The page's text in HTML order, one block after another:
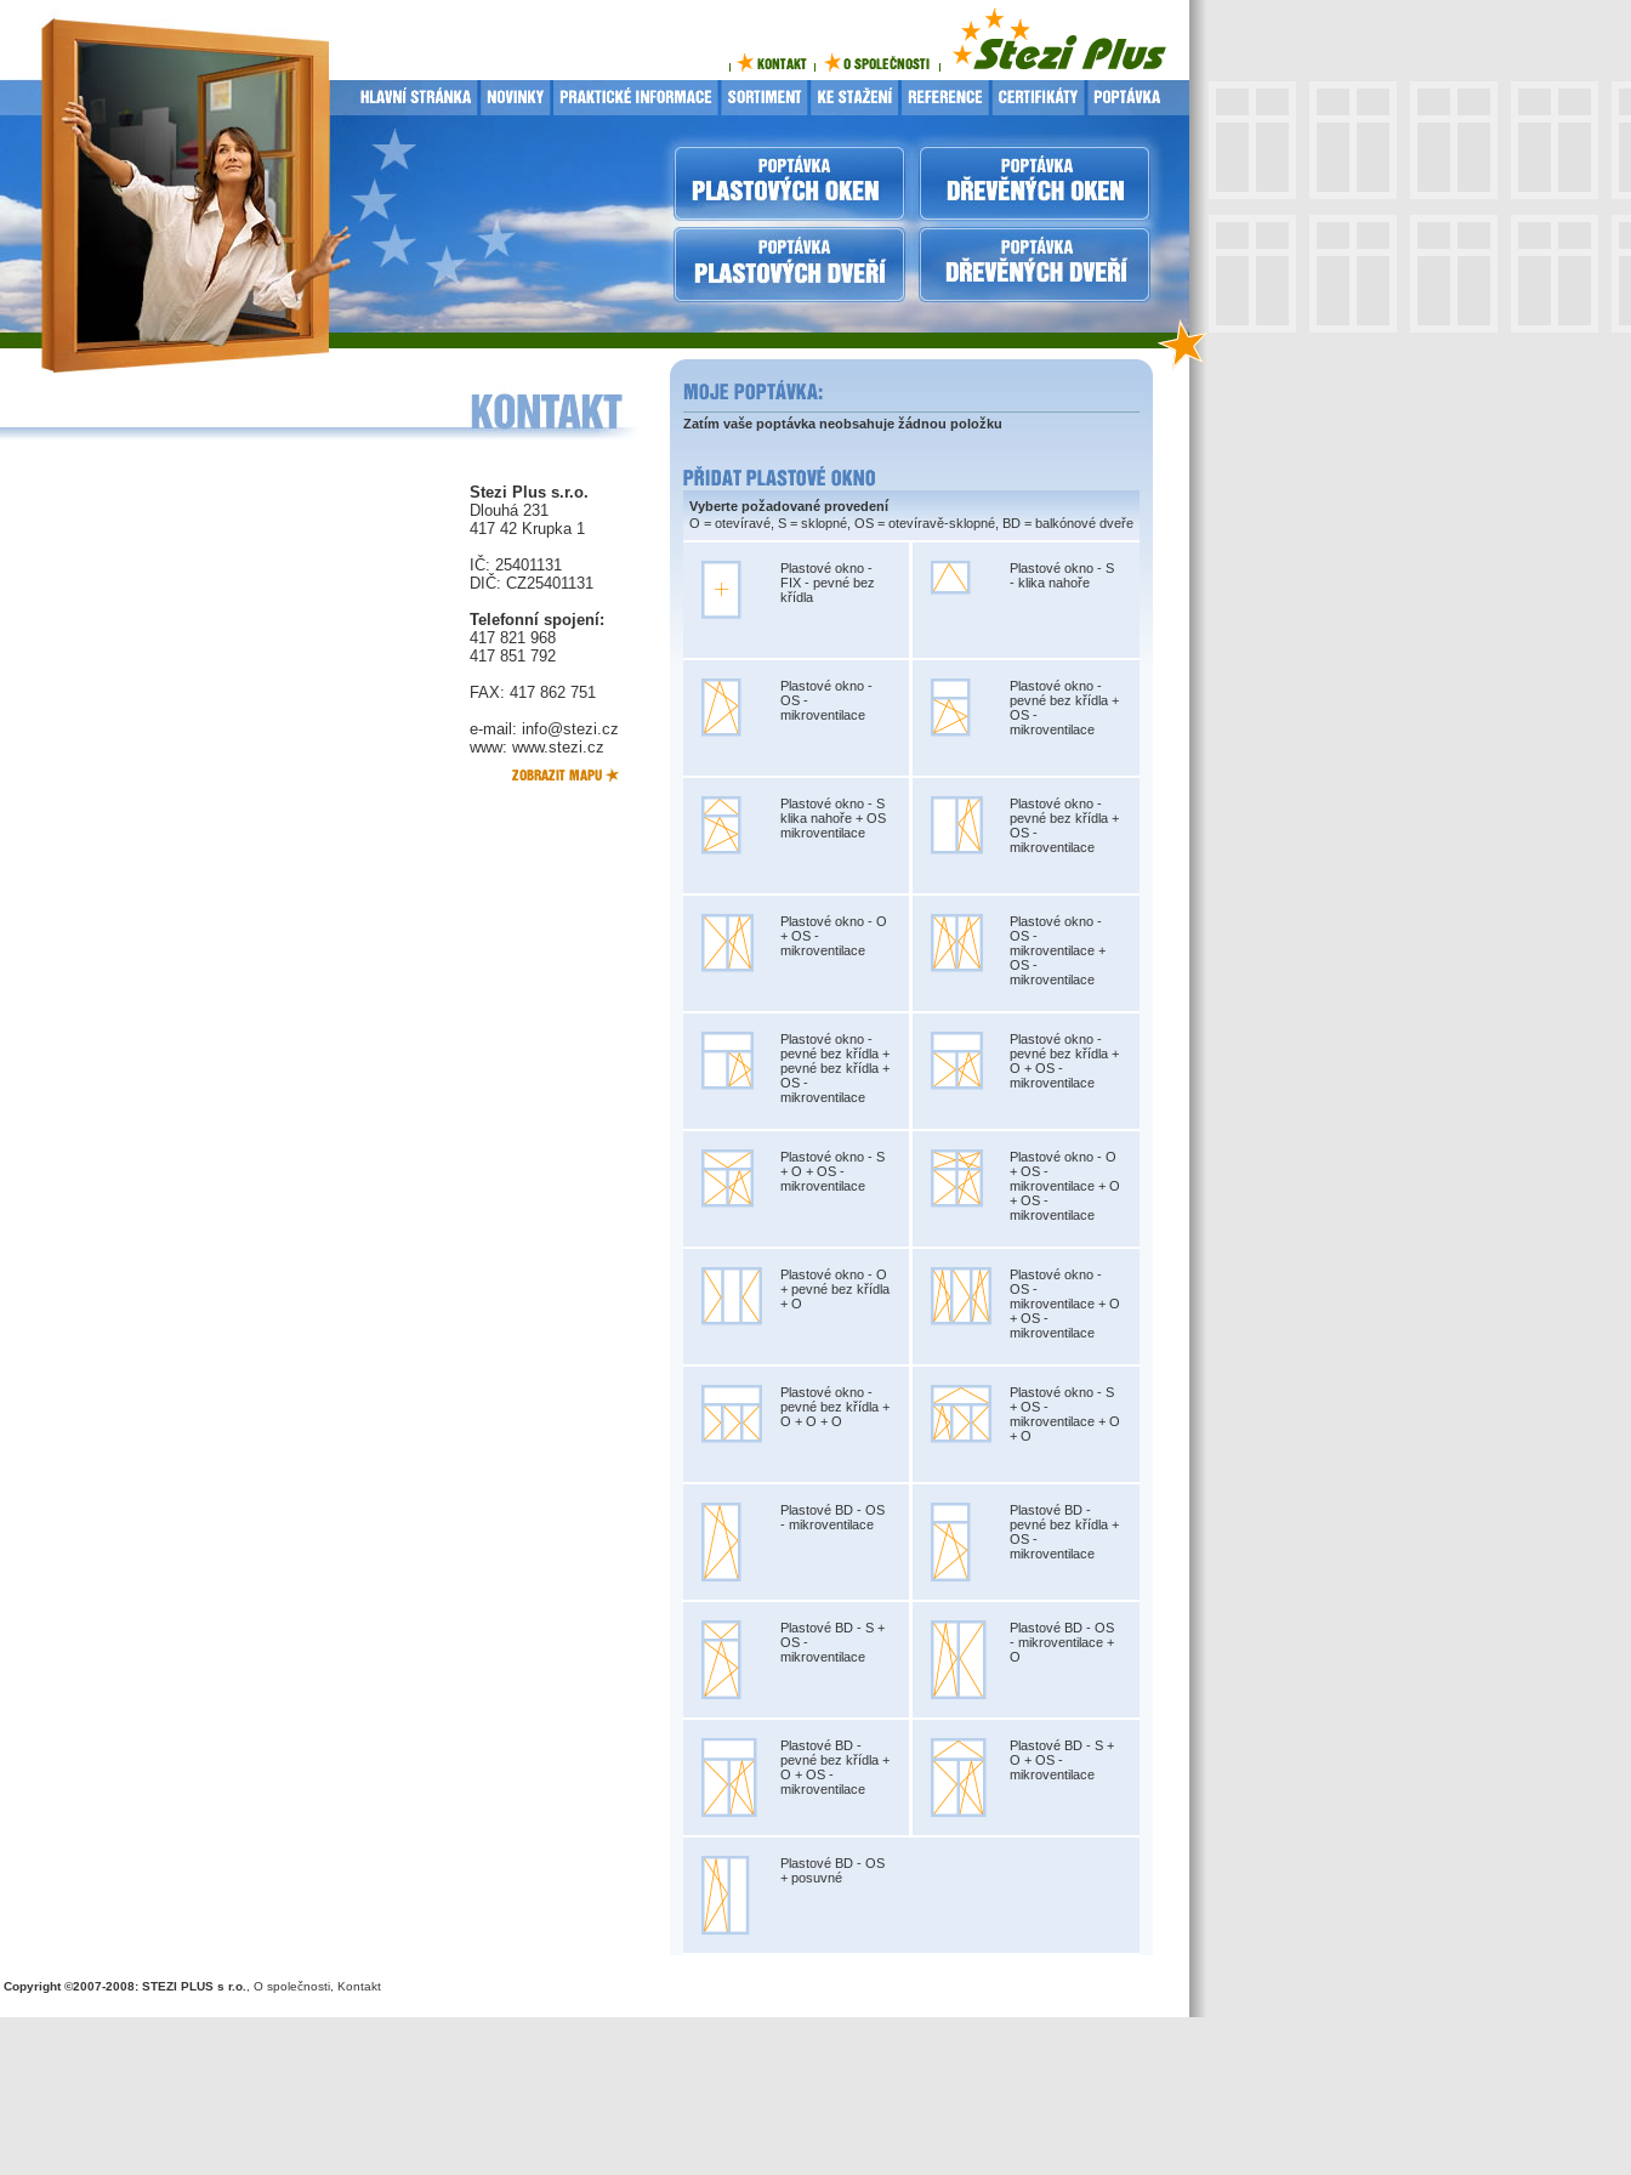
Stezi Plus s.r.o.
Dlouhá 231
417 42 Krupka 1
IČ: 25401131
DIČ: CZ25401131
Telefonní spojení:
417 821 968
417 851 792
FAX: 417 862 751
e-mail: info@stezi.cz
www: www.stezi.cz
Zatím vaše poptávka neobsahuje žádnou položku
Vyberte požadované provedení
O = otevíravé, S = sklopné, OS = otevíravě-sklopné, BD = balkónové dveře
Plastové okno -
FIX - pevné bez
křídla
Plastové okno - S
- klika nahoře
Plastové okno -
OS -
mikroventilace
Plastové okno -
pevné bez křídla +
OS -
mikroventilace
Plastové okno - S
klika nahoře + OS
mikroventilace
Plastové okno -
pevné bez křídla +
OS -
mikroventilace
Plastové okno - O
+ OS -
mikroventilace
Plastové okno -
OS -
mikroventilace +
OS -
mikroventilace
Plastové okno -
pevné bez křídla +
pevné bez křídla +
OS -
mikroventilace
Plastové okno -
pevné bez křídla +
O + OS -
mikroventilace
Plastové okno - S
+ O + OS -
mikroventilace
Plastové okno - O
+ OS -
mikroventilace + O
+ OS -
mikroventilace
Plastové okno - O
+ pevné bez křídla
+ O
Plastové okno -
OS -
mikroventilace + O
+ OS -
mikroventilace
Plastové okno -
pevné bez křídla +
O + O + O
Plastové okno - S
+ OS -
mikroventilace + O
+ O
Plastové BD - OS
- mikroventilace
Plastové BD -
pevné bez křídla +
OS -
mikroventilace
Plastové BD - S +
OS -
mikroventilace
Plastové BD - OS
- mikroventilace +
O
Plastové BD -
pevné bez křídla +
O + OS -
mikroventilace
Plastové BD - S +
O + OS -
mikroventilace
Plastové BD - OS
+ posuvné
Copyright ©2007-2008: STEZI PLUS s r.o. O společnosti Kontakt